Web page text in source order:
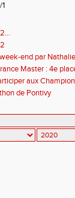
end par
Master : 4e
aux
de Pontivy